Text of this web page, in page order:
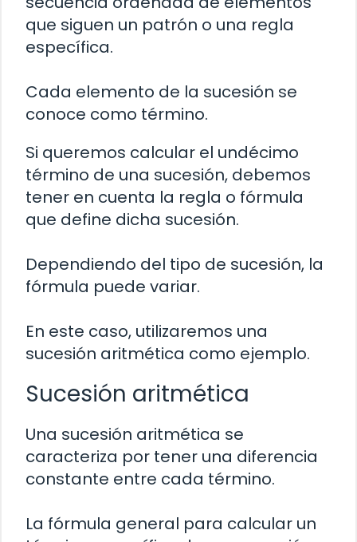
que siguen un patrón o una regla
específica.
Cada elemento de la sucesión se
conoce como término.
Si queremos calcular el undécimo
término de una sucesión, debemos
tener en cuenta la regla o fórmula
que define dicha sucesión.
Dependiendo del tipo de sucesión, la
fórmula puede variar.
En este caso, utilizaremos una
sucesión aritmética como ejemplo.
Sucesión aritmética
Una sucesión aritmética se
caracteriza por tener una diferencia
constante entre cada término.
La fórmula general para calcular un